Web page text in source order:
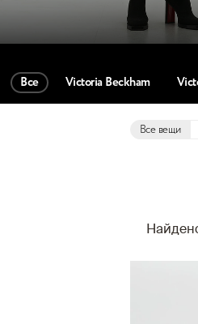
Все Victoria Beckham
Все вещи